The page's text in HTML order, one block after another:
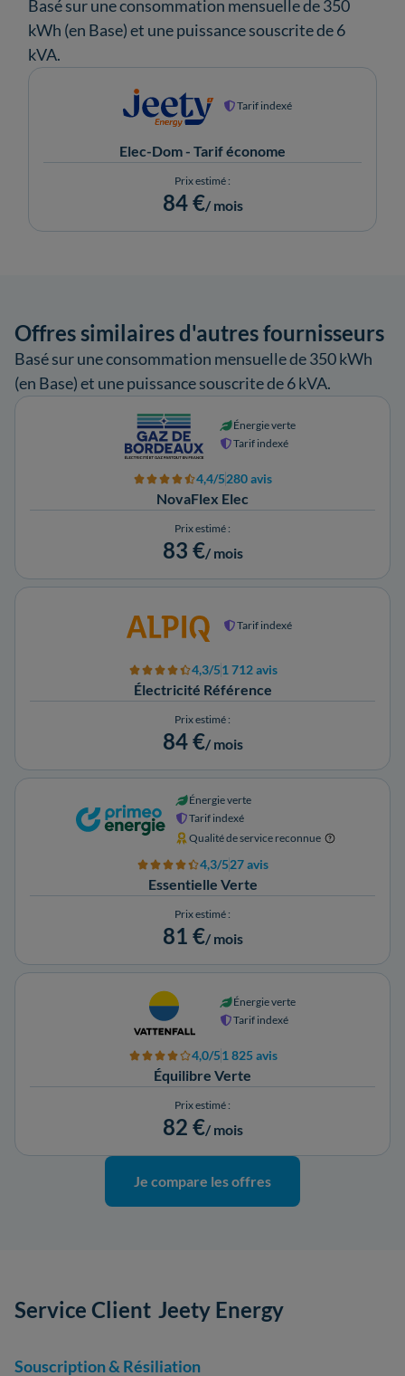
Basé sur une consommation mensuelle de 350
kWh (en Base) et une puissance souscrite de 6
kVA.
Elec-Dom - Tarif économe
Tarif indexé
Prix estimé :
84 €/ mois
Offres similaires d'autres fournisseurs
Basé sur une consommation mensuelle de 350 kWh
(en Base) et une puissance souscrite de 6 kVA.
NovaFlex Elec
Énergie verte
Tarif indexé
4,4/5280 avis
Prix estimé :
83 €/ mois
Électricité Référence
Tarif indexé
4,3/51 712 avis
Prix estimé :
84 €/ mois
Essentielle Verte
Énergie verte
Tarif indexé
Qualité de service reconnue
4,3/527 avis
Prix estimé :
81 €/ mois
Équilibre Verte
Énergie verte
Tarif indexé
4,0/51 825 avis
Prix estimé :
82 €/ mois
Je compare les offres
Jeety Energy
Service Client
Souscription & Résiliation